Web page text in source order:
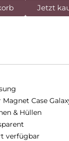
Jetzt
Magnet Case
& Hüllen
verfügbar